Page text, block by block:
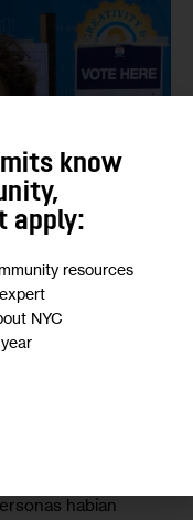
habían
know
apply:
resources
NYC